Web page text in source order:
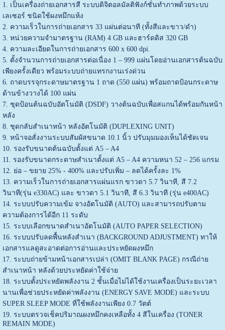
1. เป็นเครื่องถ่ายเอกสารสี ระบบดิจิตอลมัลติฟังก์ชั่นทำภาพด้วยระบบ
เลเซอร์ ชนิดใช้ผงหมึกแห้ง
2. ความเร็วในการถ่ายเอกสาร 33 แผ่นต่อนาที (ทั้งสีและขาว/ดำ)
3. หน่วยความจำมาตรฐาน (RAM) 4 GB และฮาร์ดดิส 320 GB
4. ความละเอียดในการถ่ายเอกสาร 600 x 600 dpi.
5. ตั้งจำนวนการถ่ายเอกสารต่อเนื่อง 1 – 999 แผ่นโดยอ่านเอกสารต้นฉบับ
เพียงครั้งเดียว พร้อมระบบถ่ายแทรกงานเร่งด่วน
6. ถาดบรรจุกระดาษมาตรฐาน 1 ถาด (550 แผ่น) พร้อมถาดป้อนกระดาษ
ด้านข้างวางได้ 100 แผ่น
7. ชุดป้อนต้นฉบับอัตโนมัติ (DSDF) วางต้นฉบับเพื่อสแกนได้พร้อมกันหน้า
หลัง
8. ชุดกลับสำเนาหน้า หลังอัตโนมัติ (DUPLEXING UNIT)
9. หน้าจอสั่งงานระบบสัมผัสขนาด 10.1 นิ้ว ปรับมุมมองเห็นได้ชัดเจน
10. รองรับขนาดต้นฉบับตั้งแต่ A5 – A4
11. รองรับขนาดกระดาษสำเนาตั้งแต่ A5 – A4 ความหนา 52 – 256 แกรม
12. ย่อ – ขยาย 25% - 400% และปรับเพิ่ม – ลดได้ครั้งละ 1%
13. ความเร็วในการถ่ายเอกสารแผ่นแรก ขาวดา 5.7 วินาที, สี 7.2
วินาที(รุ่น e330AC) และ ขาวดา 5.1 วินาที, สี 6.3 วินาที (รุ่น e400AC)
14. ระบบปรับความเข้ม จางอัตโนมัติ (AUTO) และสามารถปรับตาม
ความต้องการได้อีก 11 ระดับ
15. ระบบเลือกขนาดสำเนาอัตโนมัติ (AUTO PAPER SELECTION)
16. ระบบปรับลดพื้นหลังสำเนา (BACKGROUND ADJUSTMENT) ทาให้
เอกสารแลดูสะอาดต่อการอ่านและประหยัดผงหมึก
17. ระบบถ่ายข้ามหน้าเอกสารเปล่า (OMIT BLANK PAGE) กรณีถ่าย
สำเนาหน้า หลังด้วยประหยัดค่าใช้จ่าย
18. ระบบตั้งประหยัดพลังงาน 2 ชั้นเมื่อไม่ได้ใช้งานเครื่องเป็นระยะเวลา
นานเพื่อช่วยประหยัดค่าพลังงาน (ENERGY SAVE MODE) และระบบ
SUPER SLEEP MODE ที่ใช้พลังงานเพียง 0.7 วัตต์
19. ระบบตรวจเช็คปริมาณผงหมึกคงเหลือทั้ง 4 สีในเครื่อง (TONER
REMAIN MODE)